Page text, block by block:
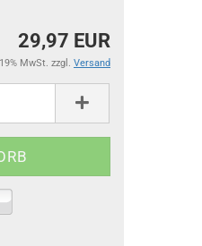
29,97 EUR
MwSt. zzgl. Versand